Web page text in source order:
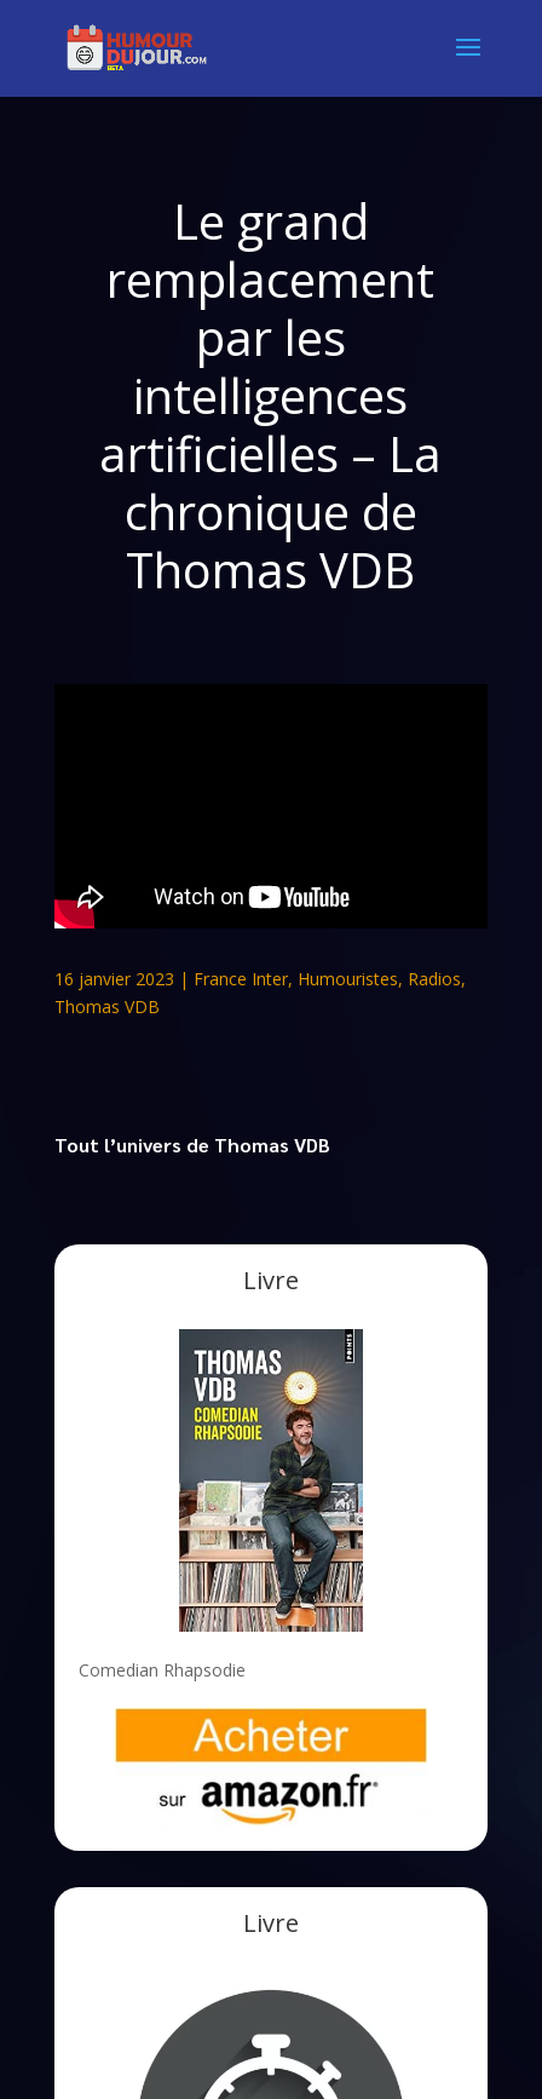
Le grand
remplacement
par les
intelligences
artificielles – La
chronique de
Thomas VDB
16 janvier 2023 | France Inter, Humouristes, Radios,
Thomas VDB
Tout l’univers de Thomas VDB
Livre
Comedian Rhapsodie
Livre